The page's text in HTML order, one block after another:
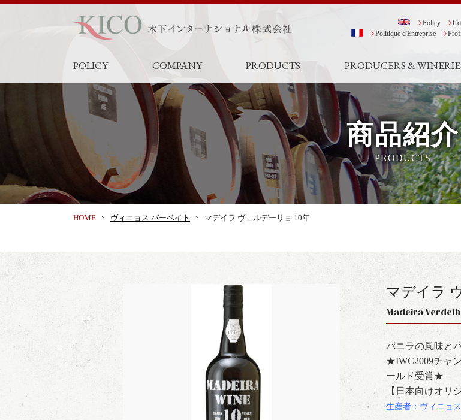
Policy
Politique d'Entreprise
POLICY COMPANY PRODUCTS PRODUCERS &
商品紹介
PRODUCTS
HOME ヴィニョス バーベイト マデイラ ヴェルデーリョ 10年
マデイラ
Madeira
バニラの風味と
★IWC2009チャ
ールド受賞★
【日本向けオリ
生産者：ヴィニョ